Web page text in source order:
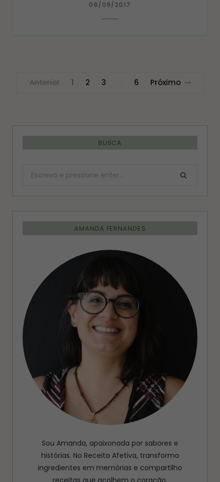
06/09/2017
Anterior 1 2 3 … 6 Próximo
BUSCA
Procurar:
AMANDA FERNANDES
Sou Amanda, apaixonada por sabores e
histórias. No Receita Afetiva, transformo
ingredientes em memórias e compartilho
receitas que acolhem o coração.